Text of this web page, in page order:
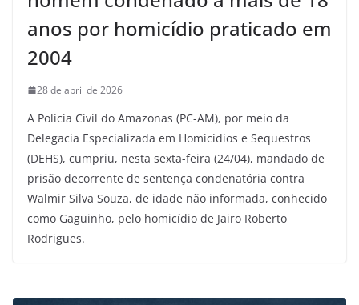
anos por homicídio praticado em
2004
28 de abril de 2026
A Polícia Civil do Amazonas (PC-AM), por meio da
Delegacia Especializada em Homicídios e Sequestros
(DEHS), cumpriu, nesta sexta-feira (24/04), mandado de
prisão decorrente de sentença condenatória contra
Walmir Silva Souza, de idade não informada, conhecido
como Gaguinho, pelo homicídio de Jairo Roberto
Rodrigues.